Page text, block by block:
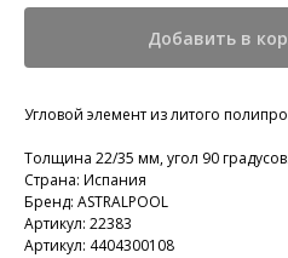
Добавить в
Угловой элемент из литого
Толщина 22/35 мм, угол 90
Страна: Испания
Бренд: ASTRALPOOL
Артикул: 22383
Артикул: 4404300108